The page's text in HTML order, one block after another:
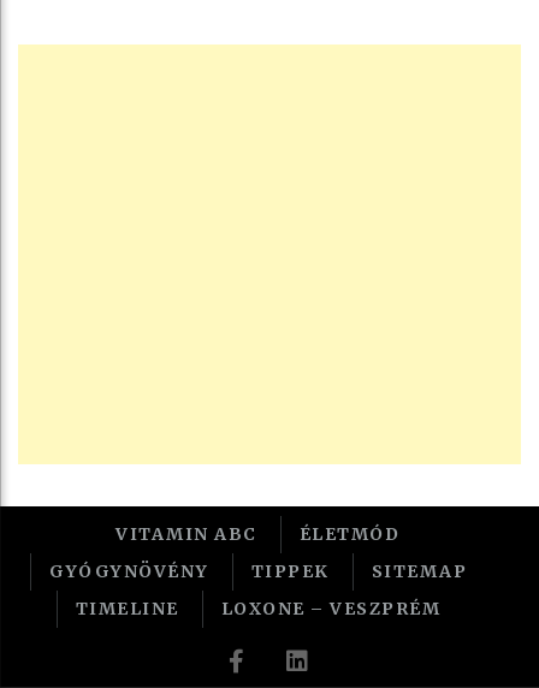
VITAMIN ABC
ÉLETMÓD
GYÓGYNÖVÉNY
TIPPEK
SITEMAP
TIMELINE
LOXONE – VESZPRÉM